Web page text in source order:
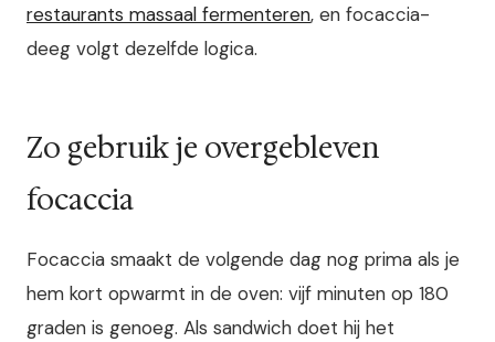
restaurants massaal fermenteren, en focaccia-
deeg volgt dezelfde logica.
Zo gebruik je overgebleven
focaccia
Focaccia smaakt de volgende dag nog prima als je
hem kort opwarmt in de oven: vijf minuten op 180
graden is genoeg. Als sandwich doet hij het